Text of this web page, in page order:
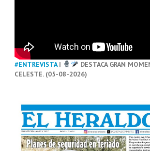
#ENTREVISTA|
DESTACA GRAN
CELESTE. (05-08-2026)